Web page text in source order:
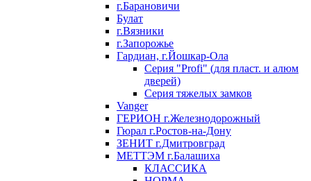
г.Барановичи
Булат
г.Вязники
г.Запорожье
Гардиан, г.Йошкар-Ола
Серия "Profi" (для пласт. и алюм
дверей)
Серия тяжелых замков
Vanger
ГЕРИОН г.Железнодорожный
Гюрал г.Ростов-на-Дону
ЗЕНИТ г.Дмитровград
МЕТТЭМ г.Балашиха
КЛАССИКА